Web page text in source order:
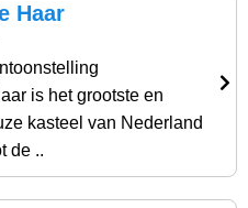
Haar
is het grootste en
kasteel van Nederland
de ..